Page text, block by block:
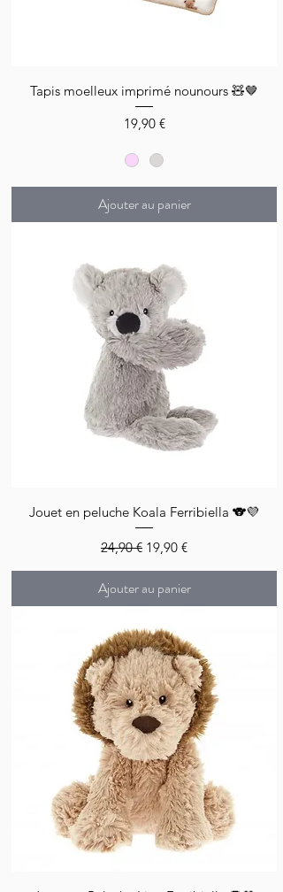
Tapis moelleux imprimé nounours 🧸🤎
Prix
19,90 €
Ajouter au panier
Jouet en peluche Koala Ferribiella 🐨💜
Prix original
24,90 € Prix promotionnel
19,90 €
Ajouter au panier